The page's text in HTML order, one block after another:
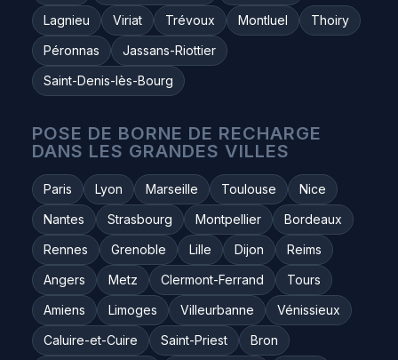
Lagnieu
Viriat Trévoux Montluel
Thoiry
Péronnas
Jassans-Riottier
Saint-Denis-lès-Bourg
POSE DE BORNE DE RECHARGE
DANS LES GRANDES VILLES
Paris Lyon Marseille Toulouse
Nice
Nantes
Strasbourg Montpellier
Bordeaux
Rennes
Grenoble Lille Dijon
Reims
Angers
Metz Clermont-Ferrand
Tours
Amiens
Limoges Villeurbanne
Vénissieux
Caluire-et-Cuire
Saint-Priest
Bron